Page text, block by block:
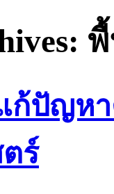
พื้
ก้ปัญห
ร์